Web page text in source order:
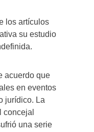
los artículos
su estudio
acuerdo que
en eventos
jurídico. La
concejal
una serie